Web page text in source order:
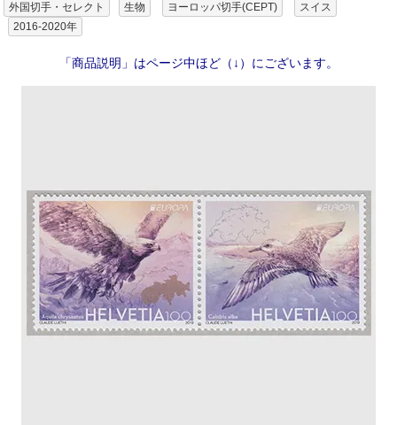
外国切手・セレクト 生物 ヨーロッパ切手(CEPT)
スイス
2016-2020年
「商品説明」はページ中ほど（↓）にございます。